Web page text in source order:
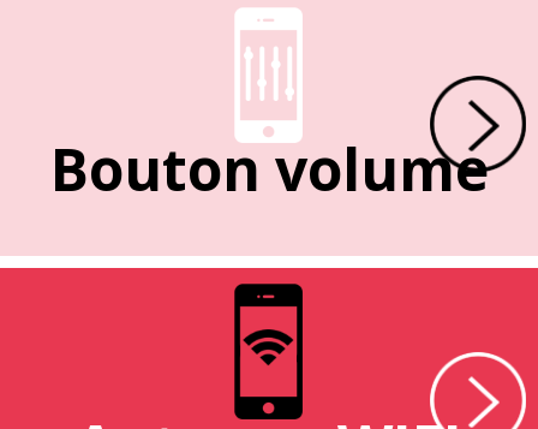
Bouton volume